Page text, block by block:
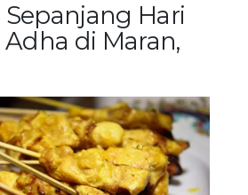
Sepanjang Hari
Adha di Maran,